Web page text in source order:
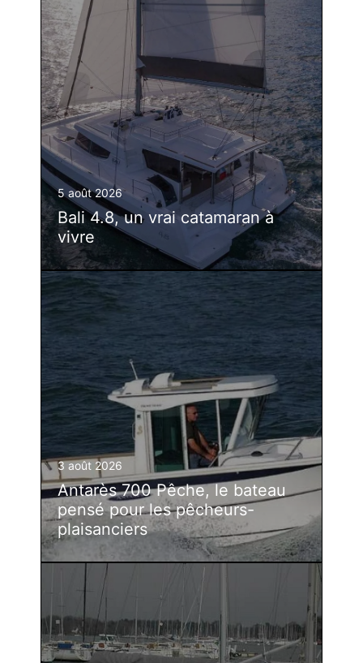
5 août 2026
Bali 4.8, un vrai catamaran à
vivre
3 août 2026
Antarès 700 Pêche, le bateau
pensé pour les pêcheurs-
plaisanciers